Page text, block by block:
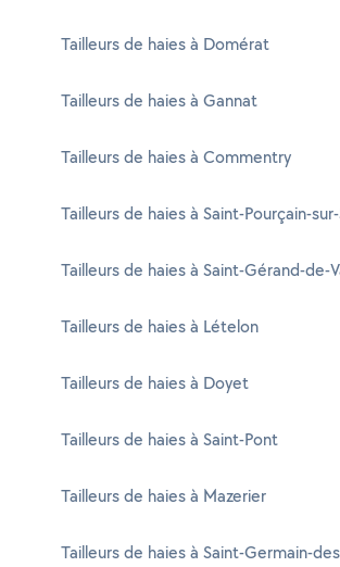
Tailleurs de haies à Domérat
Tailleurs de haies à Gannat
Tailleurs de haies à Commentry
Tailleurs de haies à Saint-Pourçain-
Tailleurs de haies à Saint-Gérand-de-
Tailleurs de haies à Lételon
Tailleurs de haies à Doyet
Tailleurs de haies à Saint-Pont
Tailleurs de haies à Mazerier
Tailleurs de haies à Saint-Germain-